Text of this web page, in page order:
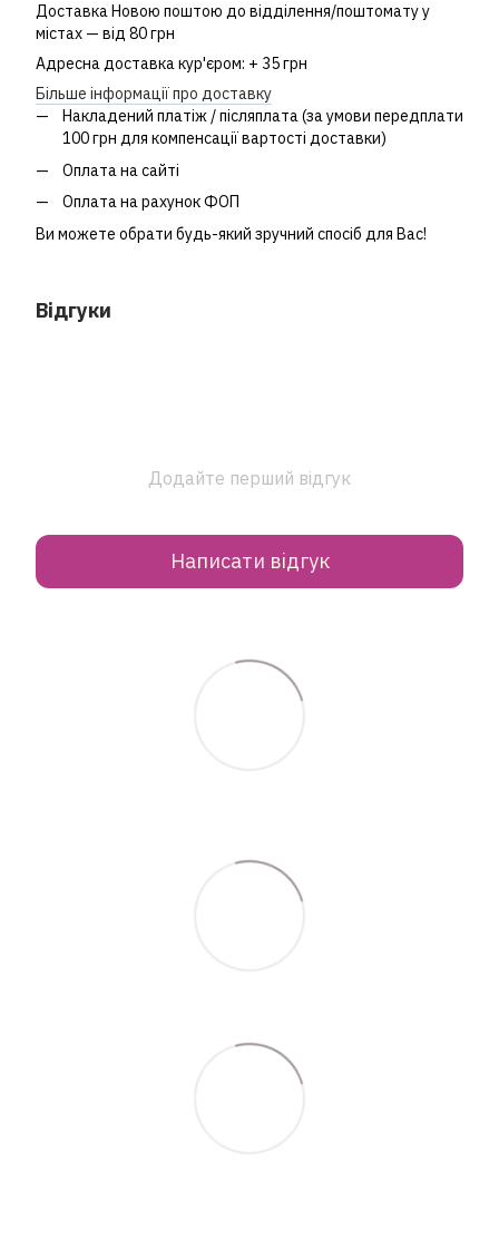
Доставка Новою поштою до відділення/поштомату у
містах — від 80 грн
Адресна доставка кур'єром: + 35 грн
Більше інформації про доставку
Накладений платіж / післяплата (за умови передплати
100 грн для компенсації вартості доставки)
Оплата на сайті
Оплата на рахунок ФОП
Ви можете обрати будь-який зручний спосіб для Вас!
Відгуки
Додайте перший відгук
Написати відгук